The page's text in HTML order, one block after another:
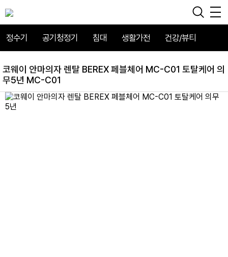
정수기 공기청정기 침대 생활가전 건강/뷰티
코웨이 안마의자 렌탈 BEREX 페블체어 MC-C01 토탈케어 의
무5년 MC-C01